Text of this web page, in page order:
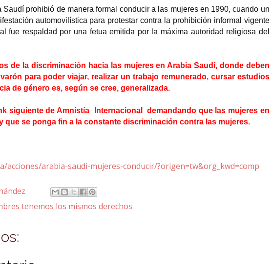
Saudí prohibió de manera formal conducir a las mujeres en 1990, cuando un
automovilística para protestar contra la prohibición informal vigente
fue respaldad por una fetua emitida por la máxima autoridad religiosa del
de la discriminación hacia las mujeres en Arabia Saudí, donde deben
para poder viajar, realizar un trabajo remunerado, cursar estudios
de género es, según se cree, generalizada.
siguiente de Amnistía Internacional demandando que las mujeres en
que se ponga fin a la constante discriminación contra las mujeres.
acciones/arabia-saudi-mujeres-conducir/?origen=tw&org_kwd=comp
tenemos los mismos derechos